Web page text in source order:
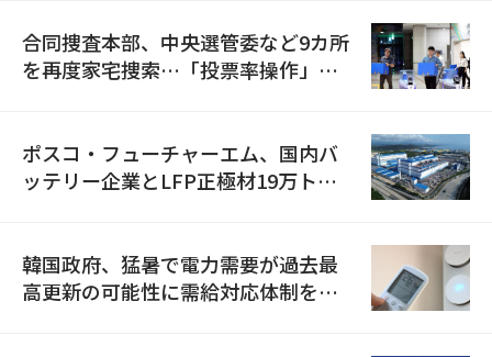
合同捜査本部、中央選管委など9カ所
を再度家宅捜索…「投票率操作」の
ポスコ・フューチャーエム、国内バ
ッテリー企業とLFP正極材19万トン
韓国政府、猛暑で電力需要が過去最
高更新の可能性に需給対応体制を点